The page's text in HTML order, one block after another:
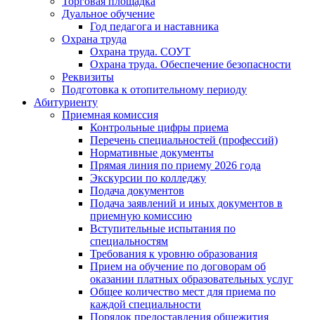
Дуальное обучение
Год педагога и наставника
Охрана труда
Охрана труда. СОУТ
Охрана труда. Обеспечение безопасности
Реквизиты
Подготовка к отопительному периоду
Абитуриенту
Приемная комиссия
Контрольные цифры приема
Перечень специальностей (профессий)
Нормативные документы
Прямая линия по приему 2026 года
Экскурсии по колледжу
Подача документов
Подача заявлений и иных документов в
приемную комиссию
Вступительные испытания по
специальностям
Требования к уровню образования
Прием на обучение по договорам об
оказании платных образовательных услуг
Общее количество мест для приема по
каждой специальности
Порядок предоставления общежития